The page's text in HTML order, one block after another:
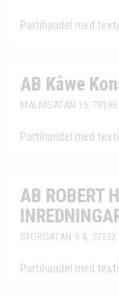
Partihandel med
AB Kåwe
MALMGATAN 15, 78199
Partihandel med
AB ROBERT
STORGATAN 9 A, 57332
Partihandel med